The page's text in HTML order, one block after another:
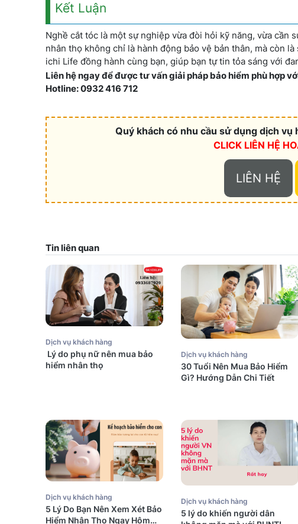
Kết Luận
Nghề cắt tóc là một sự nghiệp vừa đòi hỏi kỹ năng, vừa cần
nhân thọ không chỉ là hành động bảo vệ bản thân, mà còn
ichi Life đồng hành cùng bạn, giúp bạn tự tin tỏa sáng với
Liên hệ ngay để được tư vấn giải pháp bảo hiểm phù hợp
Hotline: 0932 416 712
Quý khách có nhu cầu sử dụng dịch
CLICK LIÊN HỆ
LIÊN HỆ
Tin liên quan
Dịch vụ khách hàng
Lý do phụ nữ nên mua bảo
hiểm nhân thọ
Dịch vụ khách hàng
30 Tuổi Nên Mua Bảo Hiểm
Gì? Hướng Dẫn Chi Tiết
Dịch vụ khách hàng
5 Lý Do Bạn Nên Xem Xét Bảo
Hiểm Nhân Thọ Ngay Hôm
Dịch vụ khách hàng
5 lý do khiến người dân